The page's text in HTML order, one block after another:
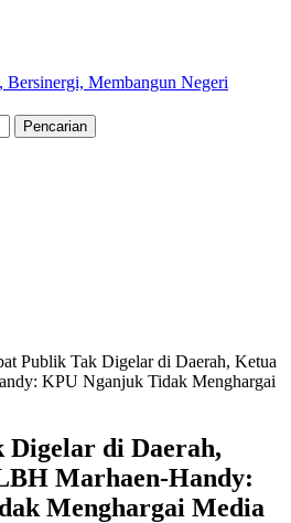
Pencarian
Publik Tak Digelar di Daerah, Ketua
KPU Nganjuk Tidak Menghargai
Digelar di Daerah,
Marhaen-Handy:
Menghargai Media